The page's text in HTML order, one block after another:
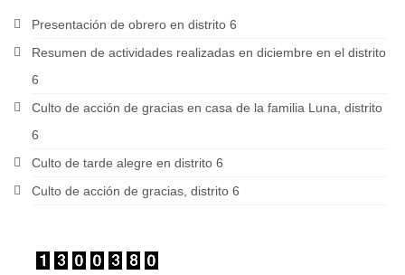
Presentación de obrero en distrito 6
Resumen de actividades realizadas en diciembre en el distrito
6
Culto de acción de gracias en casa de la familia Luna, distrito
6
Culto de tarde alegre en distrito 6
Culto de acción de gracias, distrito 6